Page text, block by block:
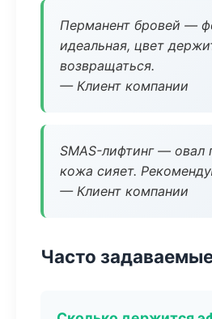
Перманент бровей —
идеальная, цвет
возвращаться.
— Клиент компании
SMAS-лифтинг — овал
кожа сияет.
— Клиент компании
Часто